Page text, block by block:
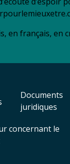
en français, en
Documents
juridiques
concernant le